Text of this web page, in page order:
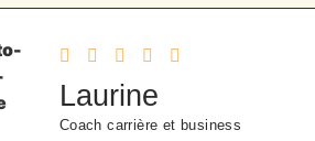
Laurine
Coach carrière et business